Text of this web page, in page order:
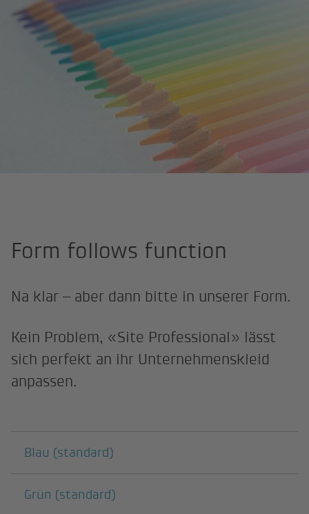
Form follows function
Na klar – aber dann bitte in unserer Form.
Kein Problem, «Site Professional» lässt
sich perfekt an ihr Unternehmenskleid
anpassen.
Darunterliegende Seiten
Blau (standard)
Grün (standard)